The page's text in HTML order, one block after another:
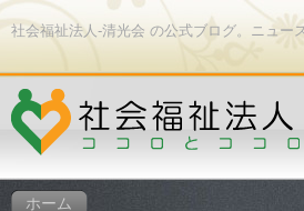
社会福祉法人-清光会 の公式ブログ。ニュー
ホーム